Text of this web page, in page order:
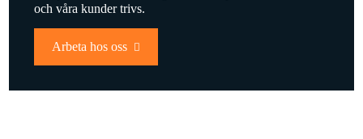
och våra kunder trivs.
Arbeta hos oss